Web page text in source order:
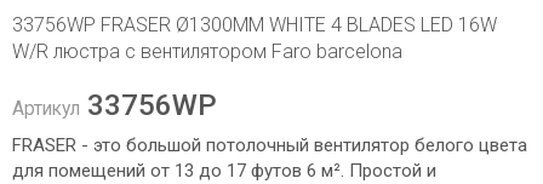
33756WP FRASER Ø1300MM WHITE 4 BLADES LED 16W
W/R люстра с вентилятором Faro barcelona
Артикул 33756WP
FRASER - это большой потолочный вентилятор белого цвета
для помещений от 13 до 17 футов 6 м². Простой и